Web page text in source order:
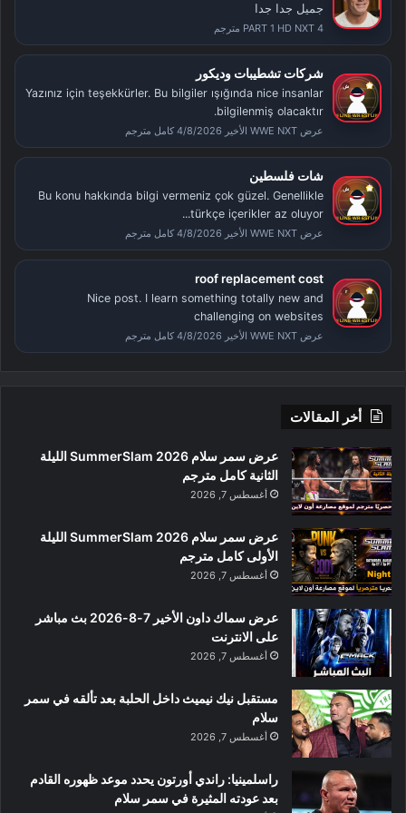
جميل جدا جدا
PART 1 HD NXT 4 مترجم
شركات تشطيبات وديكور
Yazınız için teşekkürler. Bu bilgiler ışığında nice insanlar
bilgilenmiş olacaktır.
عرض WWE NXT الأخير 4/8/2026 كامل مترجم
شات فلسطين
Bu konu hakkında bilgi vermeniz çok güzel. Genellikle
türkçe içerikler az oluyor...
عرض WWE NXT الأخير 4/8/2026 كامل مترجم
roof replacement cost
Nice post. I learn something totally new and
challenging on websites
عرض WWE NXT الأخير 4/8/2026 كامل مترجم
أخر المقالات
عرض سمر سلام SummerSlam 2026 الليلة
الثانية كامل مترجم
أغسطس 7, 2026
عرض سمر سلام SummerSlam 2026 الليلة
الأولى كامل مترجم
أغسطس 7, 2026
عرض سماك داون الأخير 7-8-2026 بث مباشر
على الانترنت
أغسطس 7, 2026
مستقبل نيك نيميث داخل الحلبة بعد تألقه في سمر
سلام
أغسطس 7, 2026
راسلمينيا: راندي أورتون يحدد موعد ظهوره القادم
بعد عودته المثيرة في سمر سلام